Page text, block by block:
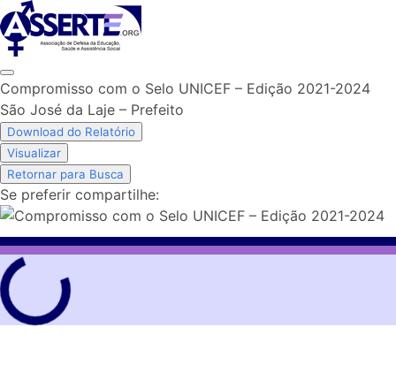
Skip
to
content
Compromisso com o Selo UNICEF – Edição 2021-2024
São José da Laje – Prefeito
Download do Relatório
Visualizar
Retornar para Busca
Se preferir compartilhe: